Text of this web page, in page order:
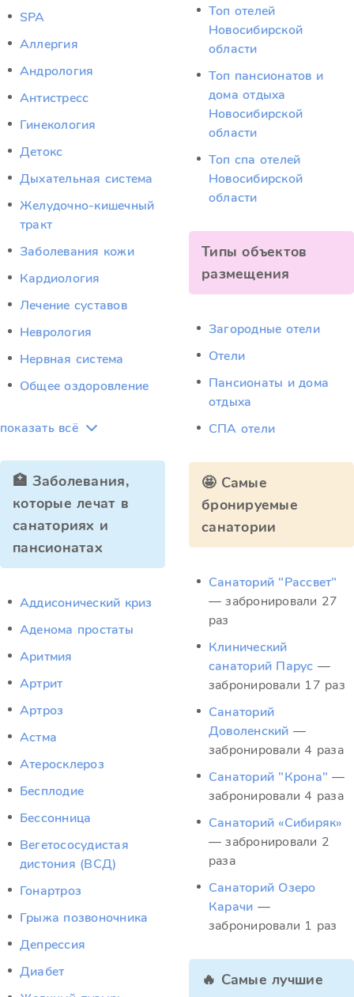
SPA
Аллергия
Андрология
Антистресс
Гинекология
Детокс
Дыхательная система
Желудочно-кишечный
тракт
Заболевания кожи
Кардиология
Лечение суставов
Неврология
Нервная система
Общее оздоровление
показать всё
🏥 Заболевания,
которые лечат в
санаториях и
пансионатах
Аддисонический криз
Аденома простаты
Аритмия
Артрит
Артроз
Астма
Атеросклероз
Бесплодие
Бессонница
Вегетососудистая
дистония (ВСД)
Гонартроз
Грыжа позвоночника
Депрессия
Диабет
Топ отелей
Новосибирской
области
Топ пансионатов и
дома отдыха
Новосибирской
области
Топ спа отелей
Новосибирской
области
Типы объектов
размещения
Загородные отели
Отели
Пансионаты и дома
отдыха
СПА отели
🤩 Самые
бронируемые
санатории
Санаторий "Рассвет"
— забронировали 27
раз
Клинический
санаторий Парус —
забронировали 17 раз
Санаторий
Доволенский —
забронировали 4 раза
Санаторий "Крона" —
забронировали 4 раза
Санаторий «Сибиряк»
— забронировали 2
раза
Санаторий Озеро
Карачи —
забронировали 1 раз
🔥 Самые лучшие